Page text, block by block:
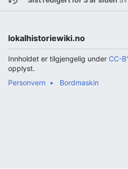
lokalhistoriewiki.no
Innholdet er tilgjengelig under CC-
opplyst.
Personvern
Bordmaskin